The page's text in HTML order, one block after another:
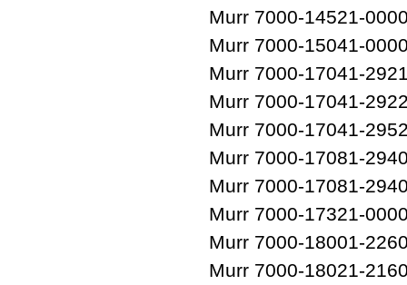
Murr 7000-14521-
Murr 7000-15041-
Murr 7000-17041-
Murr 7000-17041-
Murr 7000-17041-
Murr 7000-17081-
Murr 7000-17081-
Murr 7000-17321-
Murr 7000-18001-
Murr 7000-18021-